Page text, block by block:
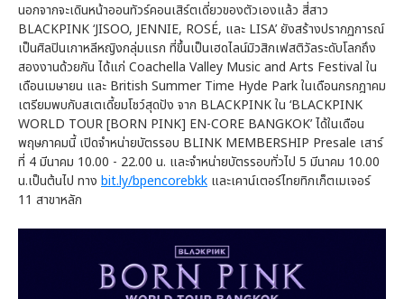
นอกจากจะเดินหน้าออนทัวร์คอนเสิร์ตเดี่ยวของตัวเองแล้ว สี่สาว
BLACKPINK ‘JISOO, JENNIE, ROSÉ, และ LISA’ ยังสร้างปรากฏการณ์
เป็นศิลปินเกาหลีหญิงกลุ่มแรก ที่ขึ้นเป็นเฮดไลน์มิวสิกเฟสติวัลระดับโลกถึง
สองงานด้วยกัน ได้แก่ Coachella Valley Music and Arts Festival ใน
เดือนเมษายน และ British Summer Time Hyde Park ในเดือนกรกฎาคม
เตรียมพบกับสเตเดี้ยมโชว์สุดปัง จาก BLACKPINK ใน ‘BLACKPINK
WORLD TOUR [BORN PINK] EN-CORE BANGKOK’ ได้ในเดือน
พฤษภาคมนี้ เปิดจำหน่ายบัตรรอบ BLINK MEMBERSHIP Presale เสาร์
ที่ 4 มีนาคม 10.00 - 22.00 น. และจำหน่ายบัตรรอบทั่วไป 5 มีนาคม 10.00
น.เป็นต้นไป ทาง bit.ly/bpencorebkk และเคาน์เตอร์ไทยทิกเก็ตเมเจอร์
11 สาขาหลัก